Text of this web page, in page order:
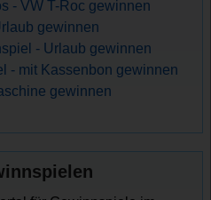
- VW T-Roc gewinnen
gewinnen
- Urlaub gewinnen
- mit Kassenbon gewinnen
gewinnen